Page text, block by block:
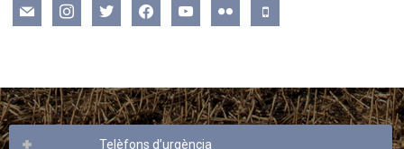
mail instagramtwitter facebookyoutube flickr mobile
Telèfons d’urgència